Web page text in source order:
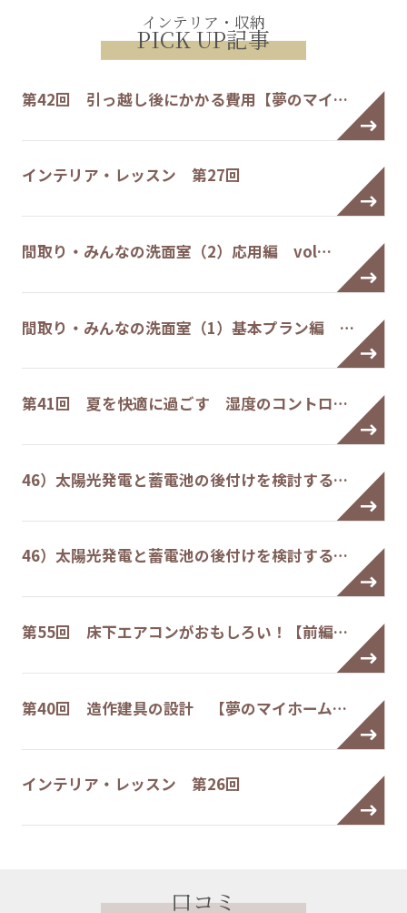
インテリア・収納
PICK UP記事
第42回 引っ越し後にかかる費用【夢のマイ…
インテリア・レッスン 第27回
間取り・みんなの洗面室（2）応用編 vol…
間取り・みんなの洗面室（1）基本プラン編 …
第41回 夏を快適に過ごす 湿度のコントロ…
46）太陽光発電と蓄電池の後付けを検討する…
46）太陽光発電と蓄電池の後付けを検討する…
第55回 床下エアコンがおもしろい！【前編…
第40回 造作建具の設計 【夢のマイホーム…
インテリア・レッスン 第26回
口コミ